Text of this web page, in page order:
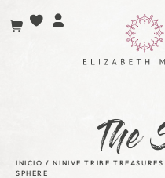
The
INICIO /NINIVE TRIBE TREASURES
SPHERE